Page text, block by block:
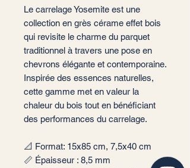
Le carrelage Yosemite est une
collection en grès cérame effet bois
qui revisite le charme du parquet
traditionnel à travers une pose en
chevrons élégante et contemporaine.
Inspirée des essences naturelles,
cette gamme met en valeur la
chaleur du bois tout en bénéficiant
des performances du carrelage.
📐 Format: 15x85 cm, 7,5x40 cm
📏 Épaisseur : 8,5 mm